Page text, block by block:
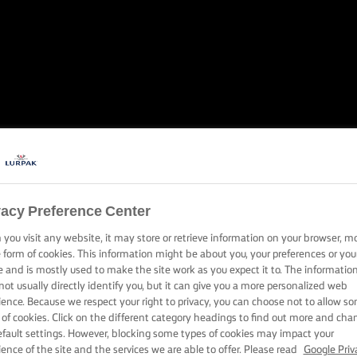
DE
Y
para perfeccionar tu crema de mantequilla está en la
Preference Center
you visit any website, it may store or retrieve information on your browser,
of cookies. This information might be about you, your preferences or
and is mostly used to make the site work as you expect it to. The information
usually directly identify you, but it can give you a more personalized web
Because we respect your right to privacy, you can choose not to allow
cookies. Click on the different category headings to find out more and
settings. However, blocking some types of cookies may impact your
of the site and the services we are able to offer. Please read
Google